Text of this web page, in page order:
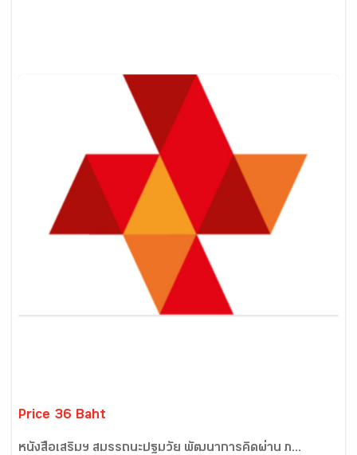
Price 36 Baht
หนังสือเสริมฯ สมรรถนะปฐมวัย พัฒนาการคิดผ่าน ภ...